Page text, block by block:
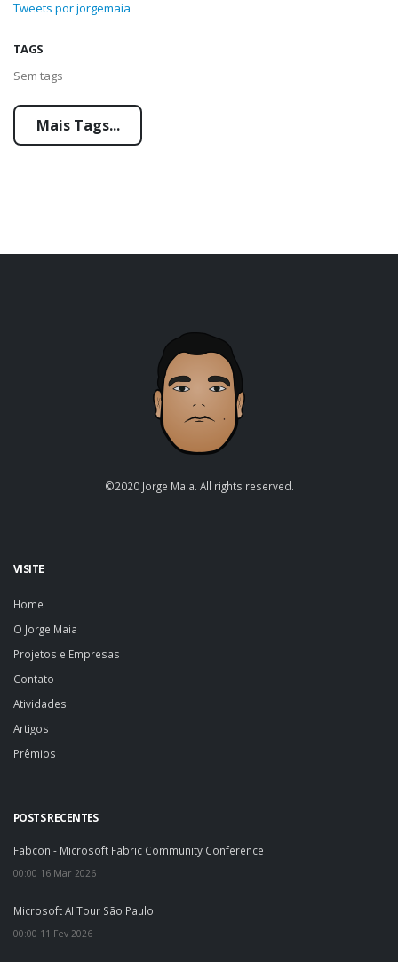
Tweets por jorgemaia
TAGS
Sem tags
Mais Tags...
©2020 Jorge Maia. All rights reserved.
VISITE
Home
O Jorge Maia
Projetos e Empresas
Contato
Atividades
Artigos
Prêmios
POSTS RECENTES
Fabcon - Microsoft Fabric Community Conference
00:00 16 Mar 2026
Microsoft AI Tour São Paulo
00:00 11 Fev 2026